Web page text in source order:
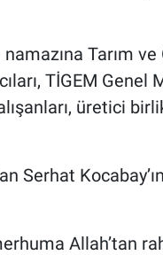
Tarım
TİGEM Genel
üretici
Serhat
Allah’tan